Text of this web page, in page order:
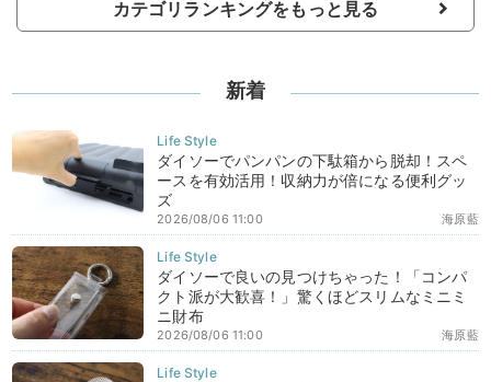
カテゴリランキングをもっと見る
新着
ダイソーでパンパンの下駄箱から脱却！スペ
ースを有効活用！収納力が倍になる便利グッ
ズ
海原藍
2026/08/06 11:00
ダイソーで良いの見つけちゃった！「コンパ
クト派が大歓喜！」驚くほどスリムなミニミ
ニ財布
海原藍
2026/08/06 11:00